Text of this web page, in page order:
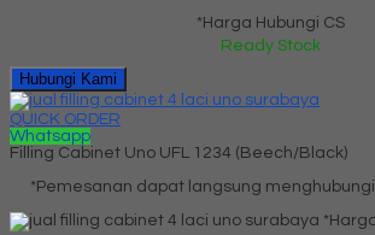
*Harga Hubungi CS
Ready Stock
Hubungi Kami
QUICK ORDER
Whatsapp
Filling Cabinet Uno UFL 1234 (Beech/Black)
*Pemesanan dapat langsung